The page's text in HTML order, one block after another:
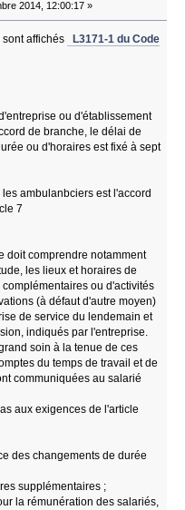
2014, 12:00:17 »
affichés
L3171-1 du Code
ou d'établissement
de branche, le délai de
ou d'horaires est fixé à sept
ambulanbciers est l'accord
7
doit comprendre notamment
les lieux et horaires de
ou d'activités
(à défaut d'autre moyen)
de service du lendemain et
indiqués par l'entreprise.
soin à la tenue de ces
du temps de travail et de
communiquées au salarié
aux exigences de l'article
des changements de durée
supplémentaires ;
la rémunération des salariés,